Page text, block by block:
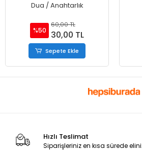
Dua / Anahtarlık
%50
60,00 TL
30,00 TL
Sepete Ekle
Hızlı Teslimat
Siparişleriniz en kısa sürede